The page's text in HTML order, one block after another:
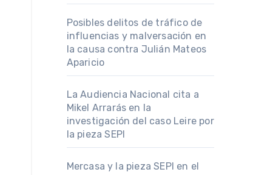
Posibles delitos de tráfico de
influencias y malversación en
la causa contra Julián Mateos
Aparicio
La Audiencia Nacional cita a
Mikel Arrarás en la
investigación del caso Leire por
la pieza SEPI
Mercasa y la pieza SEPI en el